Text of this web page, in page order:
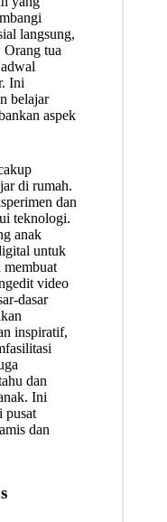
langsung,
tua
Ini
belajar
aspek
di rumah.
dan
teknologi.
anak
untuk
video
dasar
inspiratif,
dan
Ini
pusat
dan